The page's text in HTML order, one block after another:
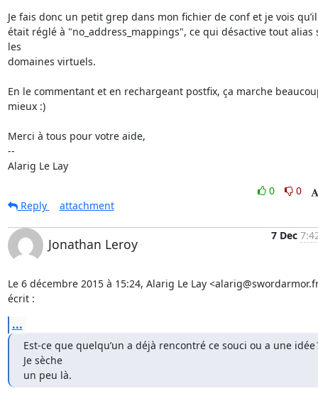
Je fais donc un petit grep dans mon fichier de conf et je vois qu’il
était réglé à "no_address_mappings", ce qui désactive tout alias
les
domaines virtuels.
En le commentant et en rechargeant postfix, ça marche
mieux :)
Merci à tous pour votre aide,
--
Alarig Le Lay
0
0
Reply
attachment
Jonathan Leroy
7 Dec
Le 6 décembre 2015 à 15:24, Alarig Le Lay
écrit :
...
Est-ce que quelqu’un a déjà rencontré ce souci ou a une idée
Je sèche
un peu là.